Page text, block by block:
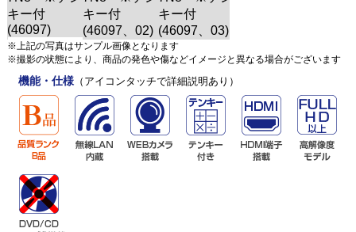
※上記の写真はサンプル画像となります
※撮影の状態により、商品の発色や傷などイメージと異なる場合がございます
機能・仕様（アイコンタッチで詳細説明あり）